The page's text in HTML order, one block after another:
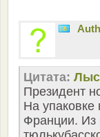
Цитата:
Президент
На упаковке
Франции. Из